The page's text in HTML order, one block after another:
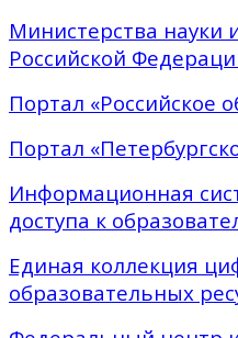
Министерства науки
Российской
Портал «Российское
Портал
Информационная
доступа к
Единая коллекция
образовательных